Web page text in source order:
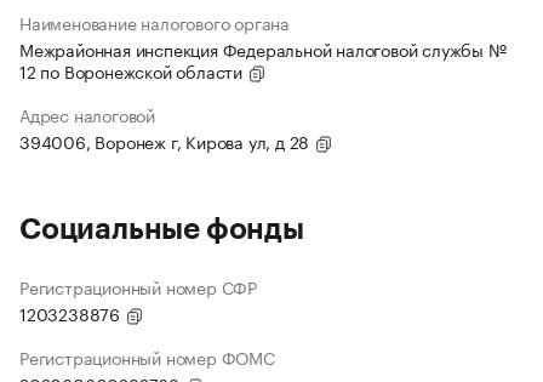
Наименование налогового органа
Межрайонная инспекция Федеральной налоговой службы №
12 по Воронежской области
Адрес налоговой
394006, Воронеж г, Кирова ул, д 28
Социальные фонды
Регистрационный номер СФР
1203238876
Регистрационный номер ФОМС